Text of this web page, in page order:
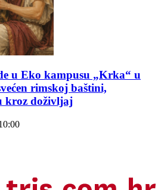
u Eko kampusu „Krka“ u
rimskoj baštini,
kroz doživljaj